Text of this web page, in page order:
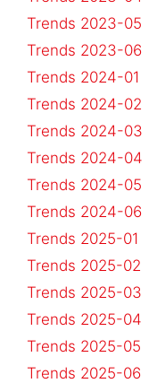
Trends 2023-05
Trends 2023-06
Trends 2024-01
Trends 2024-02
Trends 2024-03
Trends 2024-04
Trends 2024-05
Trends 2024-06
Trends 2025-01
Trends 2025-02
Trends 2025-03
Trends 2025-04
Trends 2025-05
Trends 2025-06